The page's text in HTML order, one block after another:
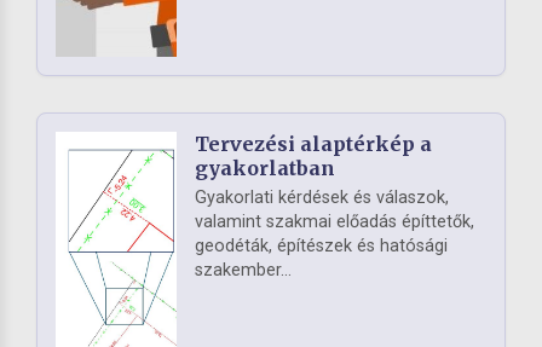
Tervezési alaptérkép a
gyakorlatban
Gyakorlati kérdések és válaszok,
valamint szakmai előadás építtetők,
geodéták, építészek és hatósági
szakember...